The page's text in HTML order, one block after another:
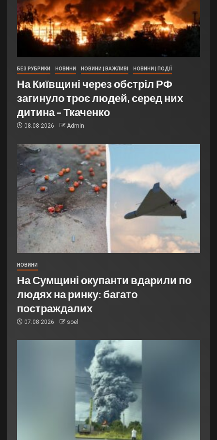
БЕЗ РУБРИКИ НОВИНИ НОВИНИ | ВАЖЛИВІ НОВИНИ | ПОДІЇ
На Київщині через обстріл РФ
загинуло троє людей, серед них
дитина – Ткаченко
08.08.2026 Admin
НОВИНИ
На Сумщині окупанти вдарили по
людях на ринку: багато
постраждалих
07.08.2026 soel